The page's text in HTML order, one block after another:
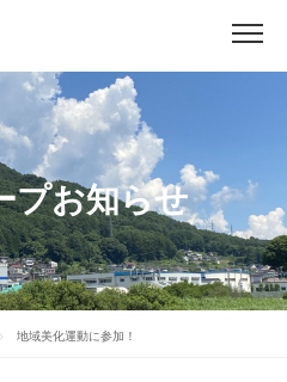
プお知らせ
地域美化運動に参加！